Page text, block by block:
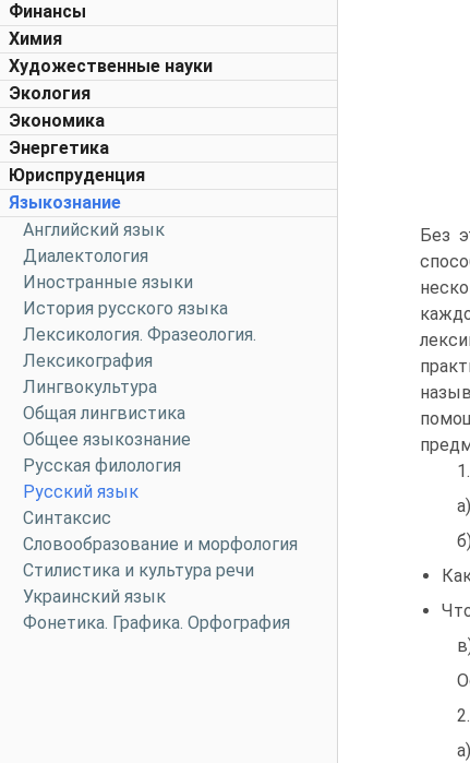
Финансы
Химия
Художественные науки
Экология
Экономика
Энергетика
Юриспруденция
Языкознание
Английский язык
Диалектология
Иностранные языки
История русского языка
Лексикология. Фразеология.
Лексикография
Лингвокультура
Общая лингвистика
Общее языкознание
Русская филология
Русский язык
Синтаксис
Словообразование и морфология
Стилистика и культура речи
Украинский язык
Фонетика. Графика. Орфография
Без